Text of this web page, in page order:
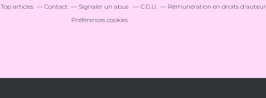
Top articles Contact Signaler un abus C.G.U. Rémunération en droits d'auteur
Préférences cookies